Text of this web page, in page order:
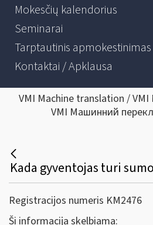
Mokesčių kalendorius
Seminarai
Tarptautinis apmokestinimas
Kontaktai / Apklausa
VMI Machine translation /
VMI Машинний
Registracijos numeris KM2476
Ši informacija skelbiama: